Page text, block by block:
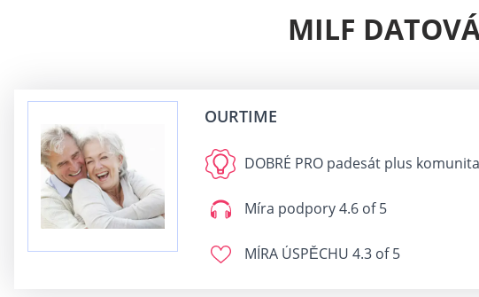
MILF
OURTIME
DOBRÉ PRO padesát plus komunita
Míra podpory4.6 of 5
MÍRA ÚSPĚCHU 4.3 of 5